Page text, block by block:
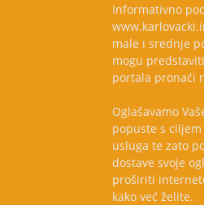
Informativno
male i srednje
mogu
portala pronaći
Oglašavamo
popuste s
usluga te zato
dostave svoje
proširiti
kako već želite.